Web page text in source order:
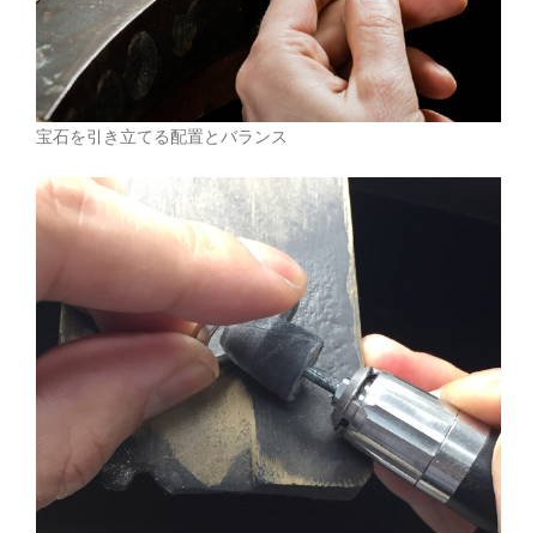
宝石を引き立てる配置とバランス